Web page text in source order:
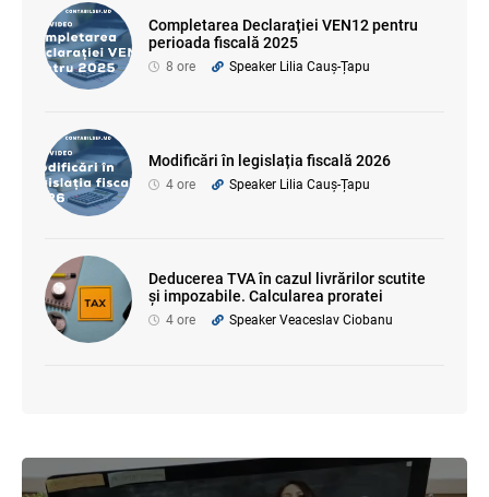
Completarea Declarației VEN12 pentru
perioada fiscală 2025
8 ore Speaker Lilia Cauș-Țapu
Modificări în legislația fiscală 2026
4 ore Speaker Lilia Cauș-Țapu
Deducerea TVA în cazul livrărilor scutite
și impozabile. Calcularea proratei
4 ore Speaker Veaceslav Ciobanu